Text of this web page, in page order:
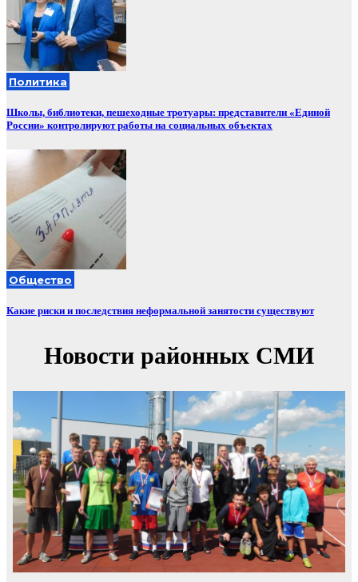
Политика
Школы, библиотеки, пешеходные тротуары: представители «Единой
России» контролируют работы на социальных объектах
Общество
Какие риски и последствия неформальной занятости существуют